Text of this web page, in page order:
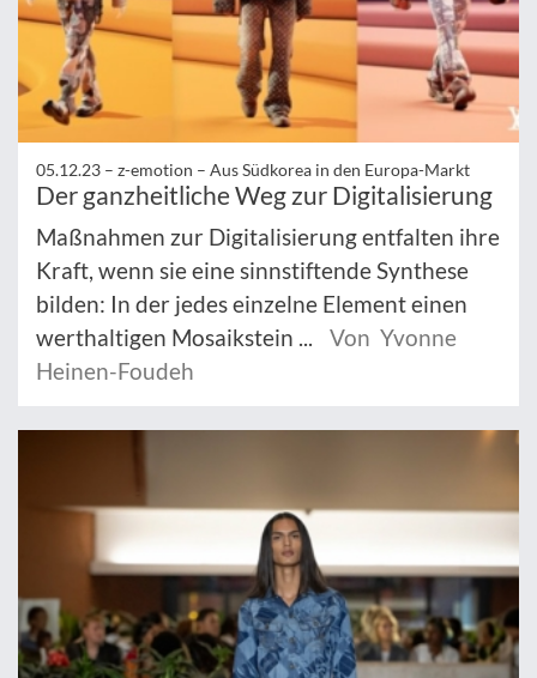
05.12.23 – z-emotion – Aus Südkorea in den Europa-Markt
Der ganzheitliche Weg zur Digitalisierung
Maßnahmen zur Digitalisierung entfalten ihre
Kraft, wenn sie eine sinnstiftende Synthese
bilden: In der jedes einzelne Element einen
werthaltigen Mosaikstein ...
Von Yvonne
Heinen-Foudeh